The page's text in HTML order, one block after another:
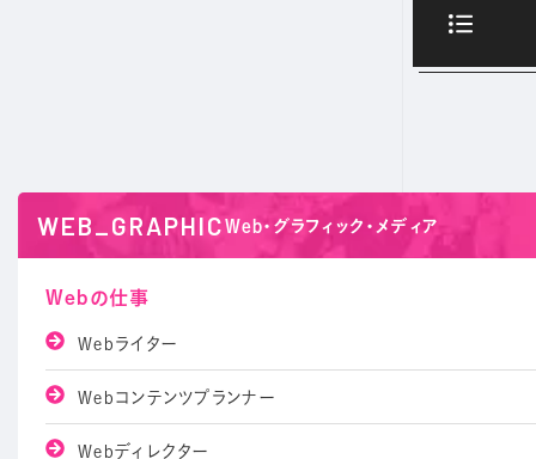
WEB_GRAPHICWeb・グラフィック・メディア
Webの仕事
Webライター
Webコンテンツプランナー
Webディレクター